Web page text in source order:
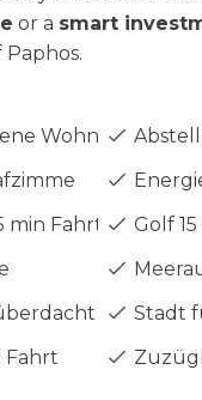
or a smart
Wohnanlage
min Fahrt
Golf
Stadt
Fahrt